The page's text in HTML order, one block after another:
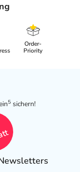
Order-
Priority
5 sichern!